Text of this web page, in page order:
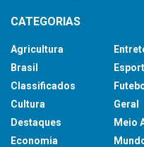
CATEGORIAS
Agricultura
Brasil
Classificados
Cultura
Destaques
Economia
Geral
Meio